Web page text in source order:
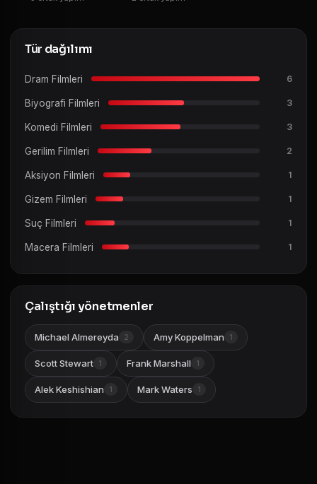
Tür dağılımı
Dram Filmleri 6
Biyografi Filmleri 3
Komedi Filmleri 3
Gerilim Filmleri 2
Aksiyon Filmleri 1
Gizem Filmleri 1
Suç Filmleri 1
Macera Filmleri 1
Çalıştığı yönetmenler
Michael Almereyda 2 Amy Koppelman 1
Scott Stewart 1 Frank Marshall 1
Alek Keshishian 1 Mark Waters 1